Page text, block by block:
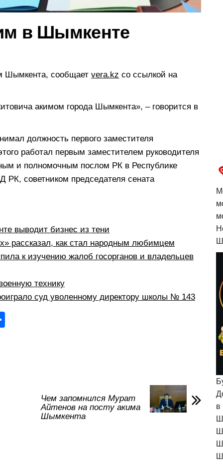
в Шымкенте
Шымкента, сообщает vera.kz со ссылкой на
акимом города Шымкента», – говорится в
должность первого заместителя
работал первым заместителем руководителя
и полномочным послом РК в Республике
советником председателя сената
выводит бизнес из тени
рассказал, как стал народным любимцем
к изучению жалоб госорганов и владельцев
технику
суд уволенному директору школы № 143
Чем запомнился Мурат
Айтенов на посту акима
Шымкента
в